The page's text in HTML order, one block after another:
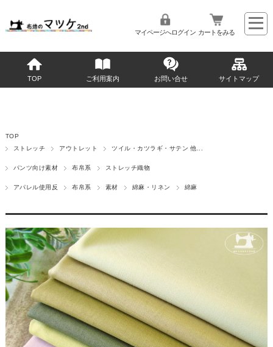
マイページへログイン カートをみる
TOP ご利用案内 お問い合せ サイトマップ
TOP
ストレッチ
アウトレット ツイル・カツラギ・サテン 他...
パンツ向け素材 布帛系 ストレッチ織物
アパレル使用反 布帛系 素材 綿麻・リネン 綿麻